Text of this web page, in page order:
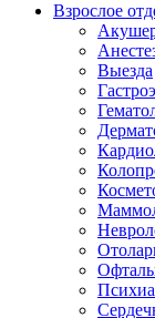
Взрослое
Выезда